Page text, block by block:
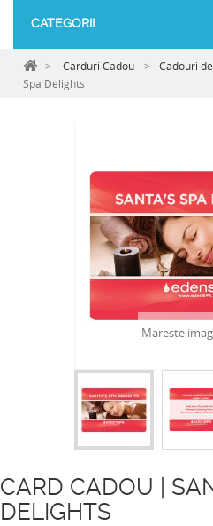
CATEGORII
> Carduri Cadou > Cadouri
Spa Delights
Mareste
CARD CADOU |
DELIGHTS